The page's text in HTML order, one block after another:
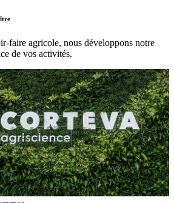
faire agricole, nous développons notre
de vos activités.